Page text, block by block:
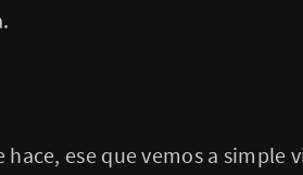
ese que vemos a simple